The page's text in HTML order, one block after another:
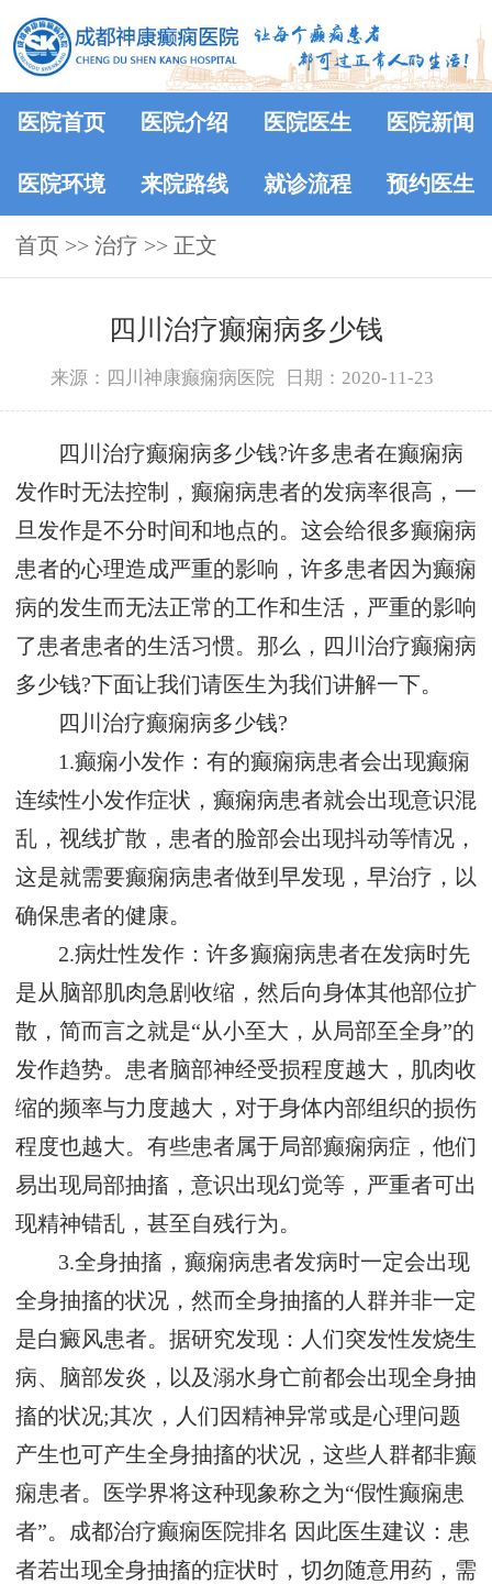
医院首页 医院介绍 医院医生 医院新闻
医院环境 来院路线 就诊流程 预约医生
首页 >> 治疗 >> 正文
四川治疗癫痫病多少钱
来源：四川神康癫痫病医院 日期：2020-11-23
四川治疗癫痫病多少钱?许多患者在癫痫病
发作时无法控制，癫痫病患者的发病率很高，一
旦发作是不分时间和地点的。这会给很多癫痫病
患者的心理造成严重的影响，许多患者因为癫痫
病的发生而无法正常的工作和生活，严重的影响
了患者患者的生活习惯。那么，四川治疗癫痫病
多少钱?下面让我们请医生为我们讲解一下。
四川治疗癫痫病多少钱?
1.癫痫小发作：有的癫痫病患者会出现癫痫
连续性小发作症状，癫痫病患者就会出现意识混
乱，视线扩散，患者的脸部会出现抖动等情况，
这是就需要癫痫病患者做到早发现，早治疗，以
确保患者的健康。
2.病灶性发作：许多癫痫病患者在发病时先
是从脑部肌肉急剧收缩，然后向身体其他部位扩
散，简而言之就是“从小至大，从局部至全身”的
发作趋势。患者脑部神经受损程度越大，肌肉收
缩的频率与力度越大，对于身体内部组织的损伤
程度也越大。有些患者属于局部癫痫病症，他们
易出现局部抽搐，意识出现幻觉等，严重者可出
现精神错乱，甚至自残行为。
3.全身抽搐，癫痫病患者发病时一定会出现
全身抽搐的状况，然而全身抽搐的人群并非一定
是白癜风患者。据研究发现：人们突发性发烧生
病、脑部发炎，以及溺水身亡前都会出现全身抽
搐的状况;其次，人们因精神异常或是心理问题
产生也可产生全身抽搐的状况，这些人群都非癫
痫患者。医学界将这种现象称之为“假性癫痫患
者”。 成都治疗癫痫医院排名 因此医生建议：患
者若出现全身抽搐的症状时，切勿随意用药，需